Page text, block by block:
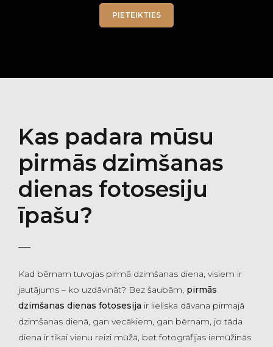
PIETEIKTIES
Kas padara mūsu
pirmās dzimšanas
dienas fotosesiju
īpašu?
Kad bērnam tuvojas pirmā dzimšanas diena, visiem ir
jautājums – ko uzdāvināt? Bez šaubām, pirmās
dzimšanas dienas fotosesija ir lieliska dāvana pirmajā
dzimšanas dienā, gan vecākiem, gan bērnam, jo tāda
diena ir tikai vienu reizi mūžā, bet fotogrāfijas iemūžinās